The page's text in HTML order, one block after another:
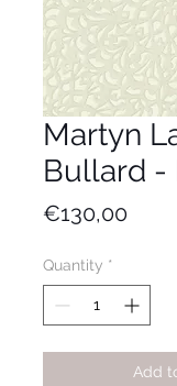
Martyn
Bullard -
€130,00Price
Quantity *
Add